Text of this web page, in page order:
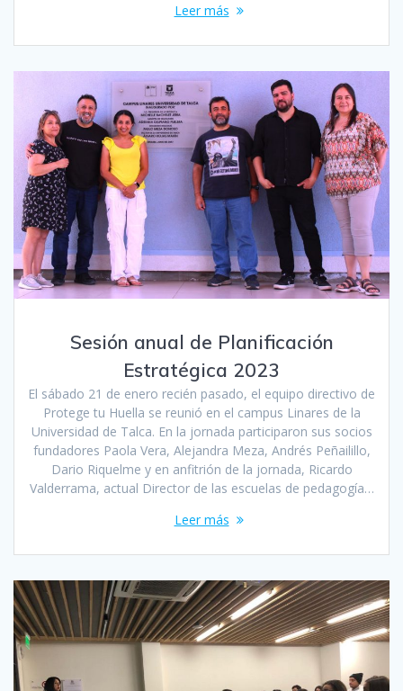
Leer más
Sesión anual de Planificación
Estratégica 2023
El sábado 21 de enero recién pasado, el equipo directivo de
Protege tu Huella se reunió en el campus Linares de la
Universidad de Talca. En la jornada participaron sus socios
fundadores Paola Vera, Alejandra Meza, Andrés Peñailillo,
Dario Riquelme y en anfitrión de la jornada, Ricardo
Valderrama, actual Director de las escuelas de pedagogía…
Leer más